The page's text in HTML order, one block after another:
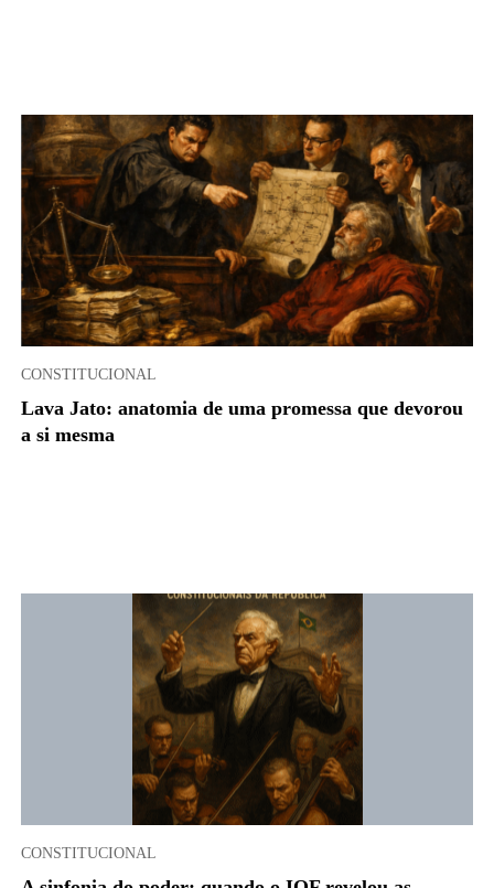
CONSTITUCIONAL
Lava Jato: anatomia de uma promessa que devorou
a si mesma
CONSTITUCIONAL